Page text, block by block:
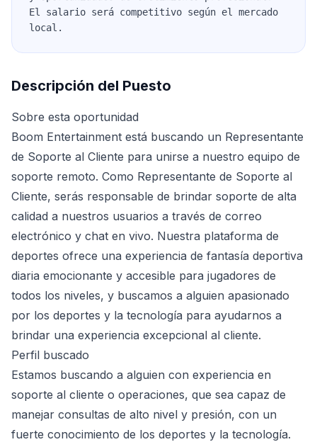
El salario será competitivo según el mercado
local.
Descripción del Puesto
Sobre esta oportunidad
Boom Entertainment está buscando un Representante
de Soporte al Cliente para unirse a nuestro equipo de
soporte remoto. Como Representante de Soporte al
Cliente, serás responsable de brindar soporte de alta
calidad a nuestros usuarios a través de correo
electrónico y chat en vivo. Nuestra plataforma de
deportes ofrece una experiencia de fantasía deportiva
diaria emocionante y accesible para jugadores de
todos los niveles, y buscamos a alguien apasionado
por los deportes y la tecnología para ayudarnos a
brindar una experiencia excepcional al cliente.
Perfil buscado
Estamos buscando a alguien con experiencia en
soporte al cliente o operaciones, que sea capaz de
manejar consultas de alto nivel y presión, con un
fuerte conocimiento de los deportes y la tecnología.